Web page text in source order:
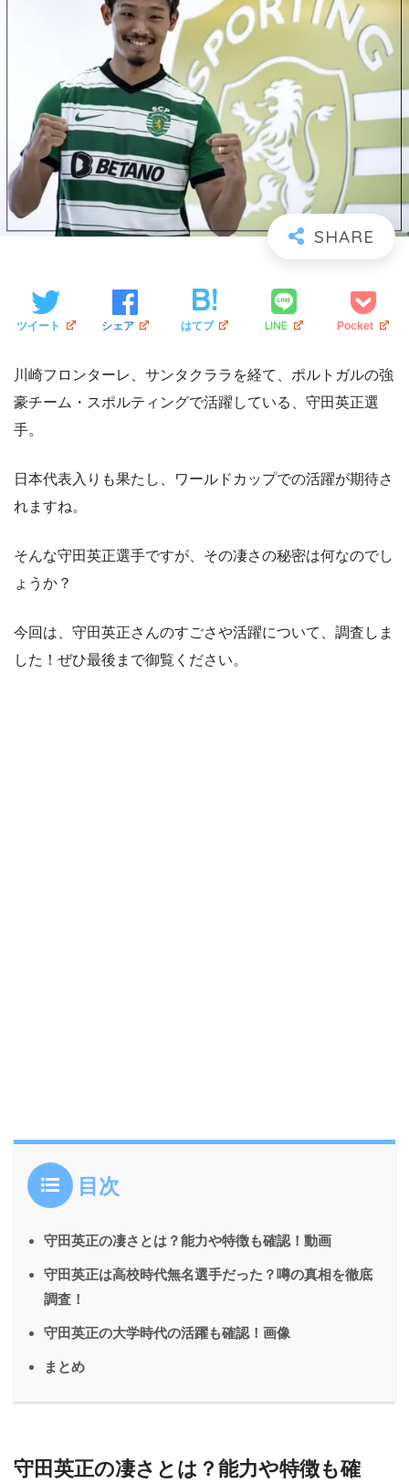
ツイート シェア はてブ LINE Pocket
川崎フロンターレ、サンタクララを経て、ポルトガルの強
豪チーム・スポルティングで活躍している、守田英正選
手。
日本代表入りも果たし、ワールドカップでの活躍が期待さ
れますね。
そんな守田英正選手ですが、その凄さの秘密は何なのでし
ょうか？
今回は、守田英正さんのすごさや活躍について、調査しま
した！ぜひ最後まで御覧ください。
目次
守田英正の凄さとは？能力や特徴も確認！動画
守田英正は高校時代無名選手だった？噂の真相を徹底
調査！
守田英正の大学時代の活躍も確認！画像
まとめ
守田英正の凄さとは？能力や特徴も確